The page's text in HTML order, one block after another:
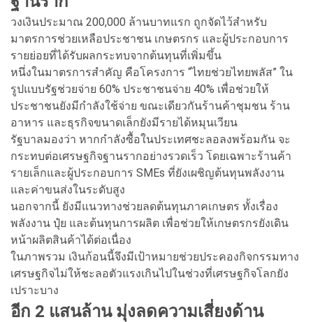
วงเงินประมาณ 200,000 ล้านบาทแรก ถูกจัดไว้สำหรับ
มาตรการช่วยเหลือประชาชน เกษตรกร และผู้ประกอบการ
รายย่อยที่ได้รับผลกระทบจากต้นทุนที่เพิ่มขึ้น
หนึ่งในมาตรการสำคัญ คือโครงการ “ไทยช่วยไทยพลัส” ใน
รูปแบบรัฐช่วยจ่าย 60% ประชาชนจ่าย 40% เพื่อช่วยให้
ประชาชนยังมีกำลังใช้จ่าย ขณะเดียวกันร้านค้าชุมชน ร้าน
อาหาร และธุรกิจขนาดเล็กยังมีรายได้หมุนเวียน
รัฐบาลมองว่า หากกำลังซื้อในประเทศชะลอลงพร้อมกัน จะ
กระทบต่อเศรษฐกิจฐานรากอย่างรวดเร็ว โดยเฉพาะร้านค้า
รายเล็กและผู้ประกอบการ SMEs ที่ยังเผชิญต้นทุนพลังงาน
และค่าขนส่งในระดับสูง
นอกจากนี้ ยังมีแนวทางช่วยลดต้นทุนภาคเกษตร ทั้งเรื่อง
พลังงาน ปุ๋ย และต้นทุนการผลิต เพื่อช่วยให้เกษตรกรยังเดิน
หน้าผลิตสินค้าได้ต่อเนื่อง
ในภาพรวม เงินก้อนนี้จึงมีเป้าหมายช่วยประคองกิจกรรมทาง
เศรษฐกิจไม่ให้ชะลอตัวแรงเกินไปในช่วงที่เศรษฐกิจโลกยัง
เปราะบาง
อีก 2 แสนล้าน มุ่งลดความเสี่ยงด้าน